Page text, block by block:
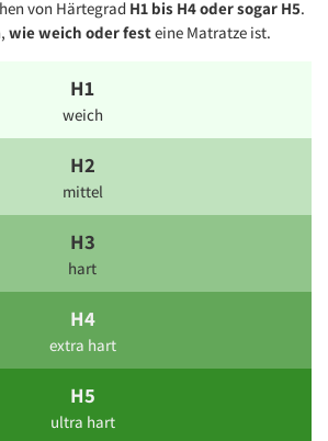
von Härtegrad H1 bis H4 oder sogar H5.
wie weich oder festeine Matratze ist.
H1
weich
H2
mittel
H3
hart
H4
extra hart
H5
ultra hart